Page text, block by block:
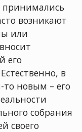
возникают
или
его
в
то новым – его
собрания
своего